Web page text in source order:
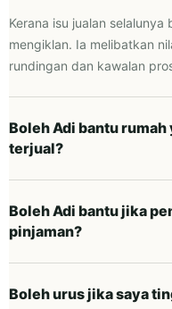
Kerana isu jualan
mengiklan. Ia melibatkan
rundingan dan kawalan
Boleh Adi bantu rumah
terjual?
Boleh Adi bantu jika
pinjaman?
Boleh urus jika saya